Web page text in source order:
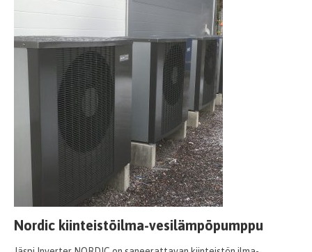
Nordic kiinteistöilma-vesilämpöpumppu